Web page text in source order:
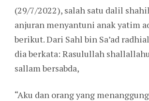
(29/7/2022), salah satu dalil
anjuran menyantuni anak yatim
berikut. Dari Sahl bin Sa’ad
dia berkata: Rasulullah
sallam bersabda,
“Aku dan orang yang